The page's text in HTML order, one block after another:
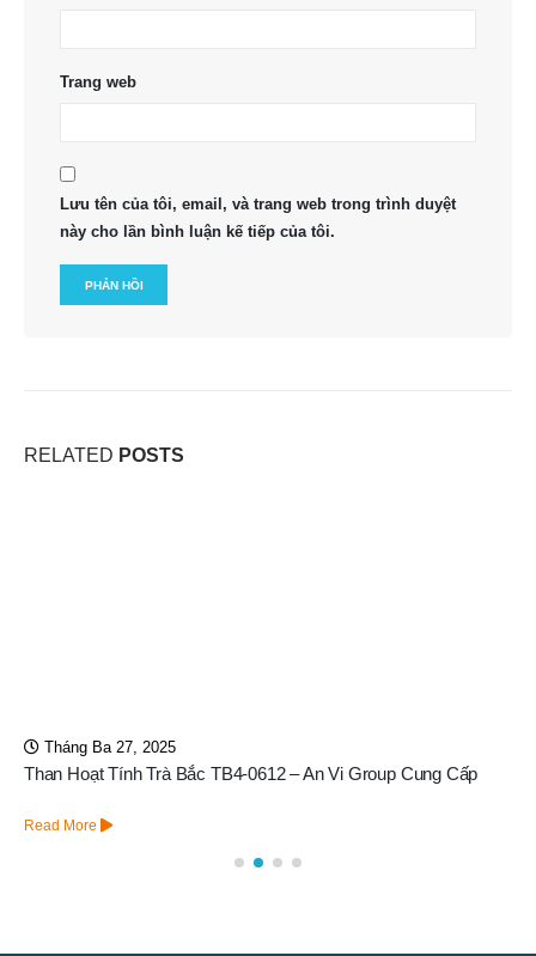
Trang web
Lưu tên của tôi, email, và trang web trong trình duyệt
này cho lần bình luận kế tiếp của tôi.
RELATED POSTS
Tháng Ba 27, 2025
Than Hoạt Tính Trà Bắc TB4-0612 – An Vi Group Cung Cấp
Read More